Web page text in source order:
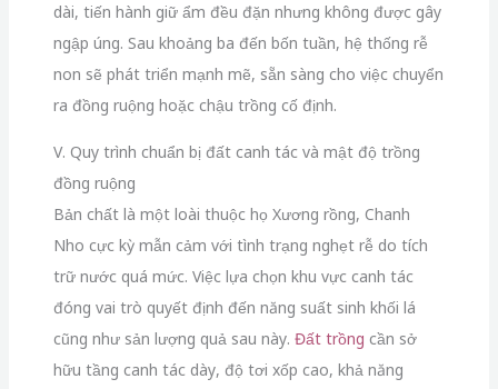
dài, tiến hành giữ ẩm đều đặn nhưng không được gây
ngập úng. Sau khoảng ba đến bốn tuần, hệ thống rễ
non sẽ phát triển mạnh mẽ, sẵn sàng cho việc chuyển
ra đồng ruộng hoặc chậu trồng cố định.
V. Quy trình chuẩn bị đất canh tác và mật độ trồng
đồng ruộng
Bản chất là một loài thuộc họ Xương rồng, Chanh
Nho cực kỳ mẫn cảm với tình trạng nghẹt rễ do tích
trữ nước quá mức. Việc lựa chọn khu vực canh tác
đóng vai trò quyết định đến năng suất sinh khối lá
cũng như sản lượng quả sau này. Đất trồng cần sở
hữu tầng canh tác dày, độ tơi xốp cao, khả năng